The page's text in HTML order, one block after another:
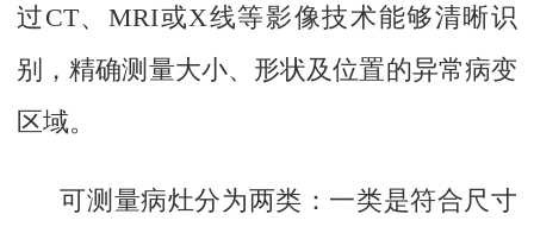
过CT、MRI或X线等影像技术能够清晰识
别，精确测量大小、形状及位置的异常病变
区域。
可测量病灶分为两类：一类是符合尺寸